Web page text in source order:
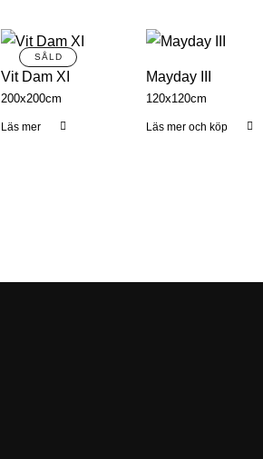
Vit Dam XI
200x200cm
Läs mer
Mayday III
120x120cm
Läs mer och köp